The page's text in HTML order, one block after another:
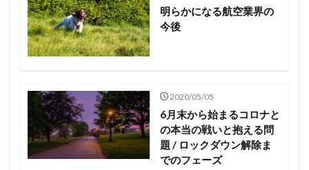
明らかになる航空業界の
今後
2020/05/05
6月末から始まるコロナと
の本当の戦いと抱える問
題 / ロックダウン解除ま
でのフェーズ